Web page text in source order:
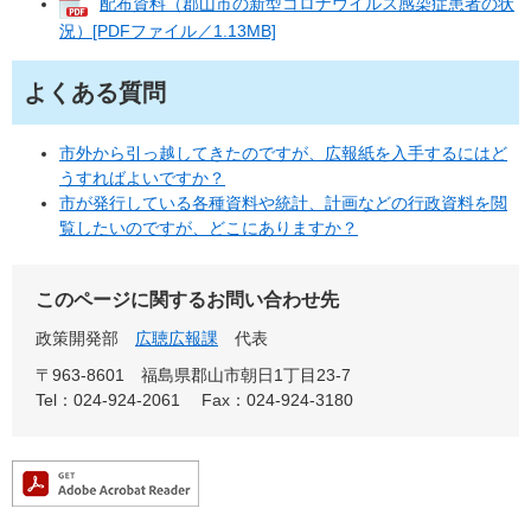
配布資料（郡山市の新型コロナウイルス感染症患者の状
況）[PDFファイル／1.13MB]
よくある質問
市外から引っ越してきたのですが、広報紙を入手するにはど
うすればよいですか？
市が発行している各種資料や統計、計画などの行政資料を閲
覧したいのですが、どこにありますか？
このページに関するお問い合わせ先
政策開発部 広聴広報課
代表
〒963-8601
福島県郡山市朝日1丁目23-7
Tel：024-924-2061
Fax：024-924-3180